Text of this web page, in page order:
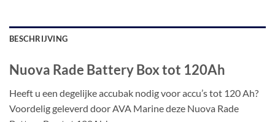
BESCHRIJVING
Nuova Rade Battery Box tot 120Ah
Heeft u een degelijke accubak nodig voor accu’s tot 120 Ah?
Voordelig geleverd door AVA Marine deze Nuova Rade